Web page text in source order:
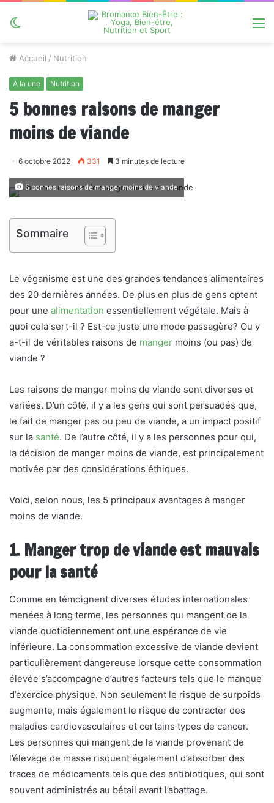
Accueil / Nutrition
À la une Nutrition
5 bonnes raisons de manger
moins de viande
6 octobre 2022 331 3 minutes de lecture
5 bonnes raisons de manger moins de viande
Sommaire
Le véganisme est une des grandes tendances alimentaires
des 20 dernières années. De plus en plus de gens optent
pour une alimentation essentiellement végétale. Mais à
quoi cela sert-il ? Est-ce juste une mode passagère? Ou y
a-t-il de véritables raisons de manger moins (ou pas) de
viande ?
Les raisons de manger moins de viande sont diverses et
variées. D’un côté, il y a les gens qui sont persuadés que,
le fait de manger pas ou peu de viande, a un impact positif
sur la santé. De l’autre côté, il y a les personnes pour qui,
la décision de manger moins de viande, est principalement
motivée par des considérations éthiques.
Voici, selon nous, les 5 principaux avantages à manger
moins de viande.
1. Manger trop de viande est mauvais
pour la santé
Comme en témoignent diverses études internationales
menées à long terme, les personnes qui mangent de la
viande quotidiennement ont une espérance de vie
inférieure. La consommation excessive de viande devient
particulièrement dangereuse lorsque cette consommation
élevée s’accompagne d’autres facteurs tels que le manque
d’exercice physique. Non seulement le risque de surpoids
augmente, mais également le risque de contracter des
maladies cardiovasculaires et certains types de cancer.
Les personnes qui mangent de la viande provenant de
l’élevage de masse risquent également d’absorber des
traces de médicaments tels que des antibiotiques, qui sont
souvent administrés au bétail avant l’abattage.